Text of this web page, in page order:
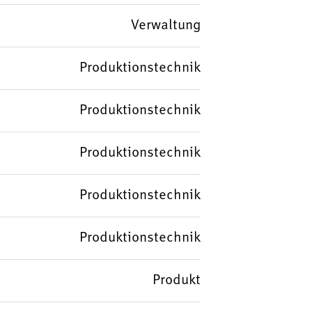
Verwaltung
Produktionstechnik
Produktionstechnik
Produktionstechnik
Produktionstechnik
Produktionstechnik
Produkt